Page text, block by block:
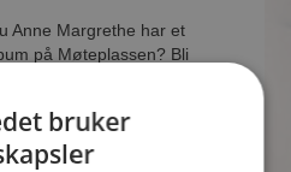
Anne Margrethe har et
på Møteplassen? Bli
bruker